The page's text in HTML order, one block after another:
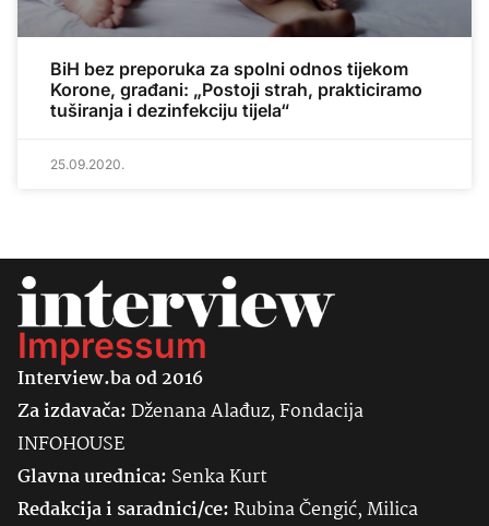
BiH bez preporuka za spolni odnos tijekom
Korone, građani: „Postoji strah, prakticiramo
tuširanja i dezinfekciju tijela“
25.09.2020.
Impressum
Interview.ba od 2016
Za izdavača:Dženana Alađuz, Fondacija
INFOHOUSE
Glavna urednica: SenkaKurt
Redakcija i saradnici/ce:Rubina Čengić, Milica